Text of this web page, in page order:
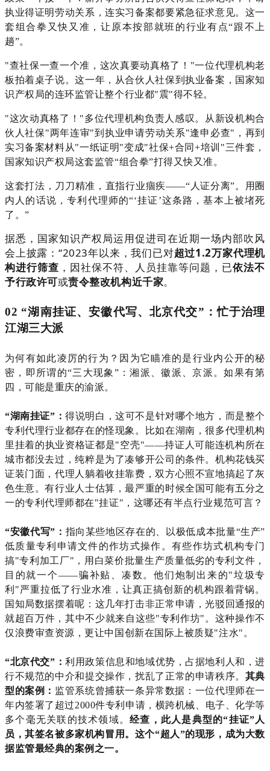
执业得证明劳动关系，连实习备案都要紧急征求意见。这一
套组合拳又快又准，让原本按部就班的行业有点“跟不上
趟”。
"查社保一查一个准，这次真要动真格了！"一位代理机构老
板拍着桌子说。这一年，从合伙人社保到执业备案，国家知
识产权局的连环监管让整个行业都"震"得不轻。
"这次动真格了！"多位代理机构负责人感叹。从新设机构合
伙人社保"两年连审"到执业申请劳动关系"逢申必查"，再到
实习备案材料从"一纸证明"变成"社保+合同+培训"三件套，
国家知识产权局这套监管“组合拳”打得又快又准。
这套打法，刀刀精准，直指行业痼疾——“人证分离”。用圈
内人的话说，专利代理师的“‘挂证’这条路，基本上被堵死
了。”
据悉，国家知识产权局运用促进司在近期一场内部吹风
会上披露：“2023年以来，我们已对超过1.2万家代理机
构进行筛查 ，因社保不符、人员挂靠等问题，已依法不
予行政许可或责令整改机构近千家。
02 “湖南挂证、安徽代写、北京代交”：忙于治理
江湖三大派
为何有如此凌厉的行为？因为它瞄准的是行业内公开的秘
密，即所谓的“三大现象”：湘派、徽派、京派。如果有第
四，可能是重庆的渝派。
“湖南挂证”：得说明白，这可不是针对哪个地方，而是整个
专利代理行业都存在的怪现象。比如在湖南，很多代理机构
里挂着的执业资格证都是"空壳"——持证人可能连机构所在
城市都没去过，纯粹是为了凑够开公司的条件。机构花钱买
证装门面，代理人躺着收挂靠费，双方心照不宣地搞起了灰
色生意。有行业人士估算，最严重的时候全国可能有五分之
一的专利代理师都在"挂证"，这哪还有半点行业规范可言？
“安徽代写”： 指向某些地区存在的、以极低成本批量“生产”
低质量专利申请文件的作坊式操作。有些作坊式机构专门
搞"专利加工厂"，用白菜价批量生产质量低劣的专利文件，
目的就一个——骗补贴、凑数。他们炮制出来的"垃圾专
利"严重拉低了行业水准，让真正搞创新的机构跟着背锅。
国知局数据摆着呢：这几年打击非正常申请，光驳回通报的
就超百万件，其中不少就来自这些"专利作坊"。这种操作不
仅浪费审查资源，更让中国创新在国际上被质疑"注水"。
“北京代交”：利用政策信息和地域优势，占据地利人和，进
行不规范的中介和提交操作，扰乱了正常的申请秩序。 其典
型的案例： 监管系统曾捕获一条异常数据：一位代理师在一
年内签署了超过2000件专利申请，横跨机械、电子、化学等
多个毫无关联的技术领域。经查，此人是典型的“挂证”人
员，其签名被多家机构冒用。这个“超人”的现形，成为大数
据监管最经典的案例之一。